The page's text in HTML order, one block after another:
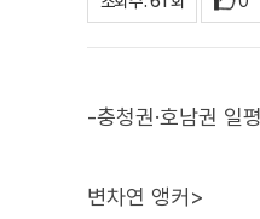
-충청권·호남권
변차연 앵커>